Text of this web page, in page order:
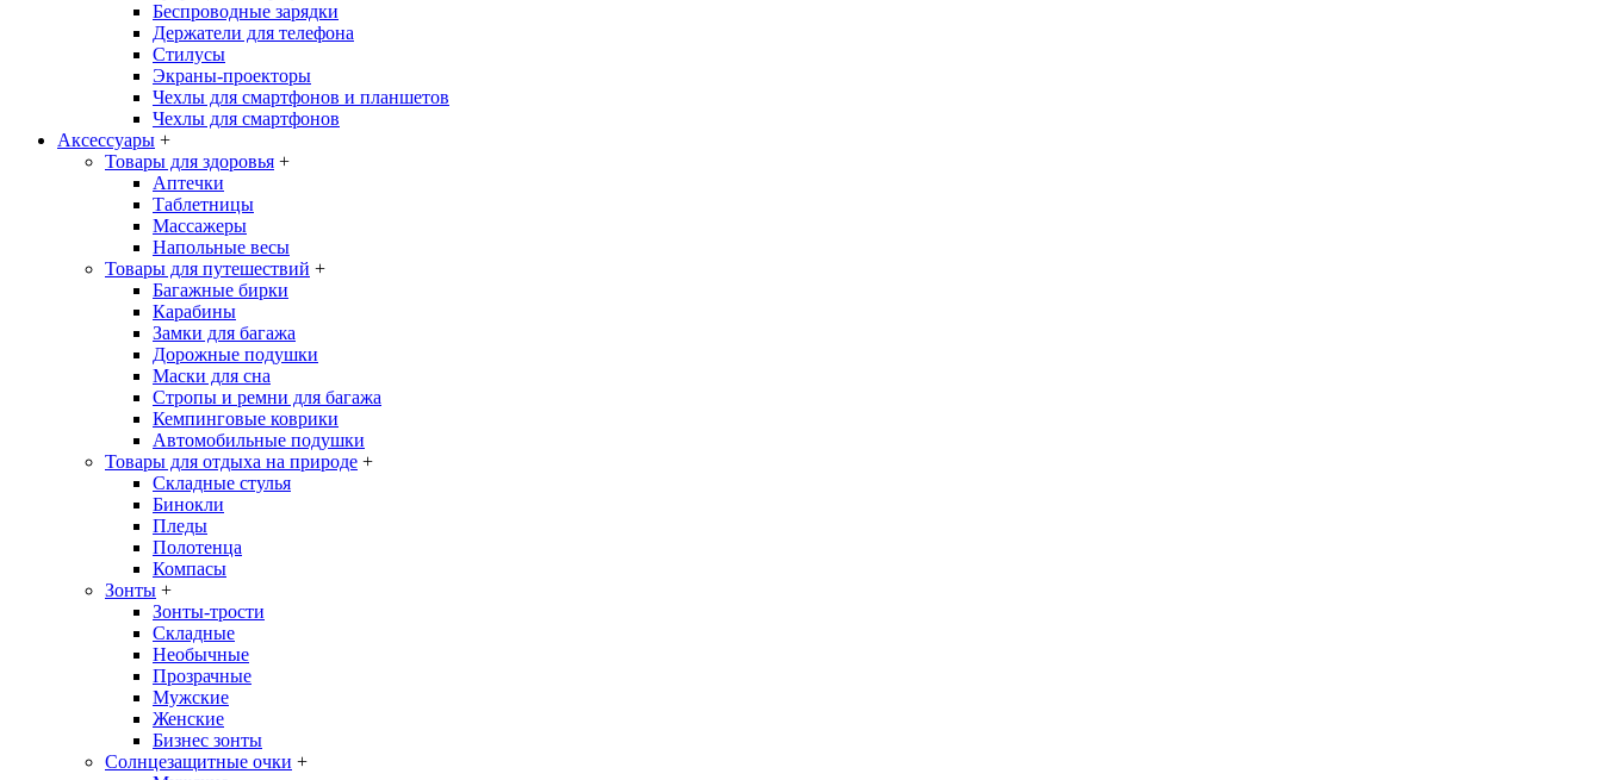
Беспроводные зарядки
Держатели для телефона
Стилусы
Экраны-проекторы
Чехлы для смартфонов и планшетов
Чехлы для смартфонов
Аксессуары +
Товары для здоровья +
Аптечки
Таблетницы
Массажеры
Напольные весы
Товары для путешествий +
Багажные бирки
Карабины
Замки для багажа
Дорожные подушки
Маски для сна
Стропы и ремни для багажа
Кемпинговые коврики
Автомобильные подушки
Товары для отдыха на природе +
Складные стулья
Бинокли
Пледы
Полотенца
Компасы
Зонты +
Зонты-трости
Складные
Необычные
Прозрачные
Мужские
Женские
Бизнес зонты
Солнцезащитные очки +